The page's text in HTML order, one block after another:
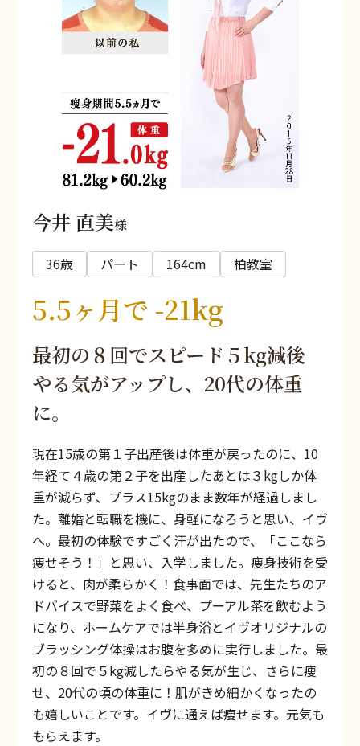
今井 直美様
36歳 パート 164cm 柏教室
5.5ヶ月で -21kg
最初の８回でスピード５kg減後
やる気がアップし、20代の体重
に。
現在15歳の第１子出産後は体重が戻ったのに、10
年経て４歳の第２子を出産したあとは３kgしか体
重が減らず、プラス15kgのまま数年が経過しまし
た。離婚と転職を機に、身軽になろうと思い、イヴ
へ。最初の体験ですごく汗が出たので、「ここなら
痩せそう！」と思い、入学しました。痩身技術を受
けると、肉が柔らかく！食事面では、先生たちのア
ドバイスで野菜をよく食べ、プーアル茶を飲むよう
になり、ホームケアでは半身浴とイヴオリジナルの
ブラッシング体操はお腹を多めに実行しました。最
初の８回で５kg減したらやる気が生じ、さらに痩
せ、20代の頃の体重に！肌がきめ細かくなったの
も嬉しいことです。イヴに通えば痩せます。元気も
もらえます。